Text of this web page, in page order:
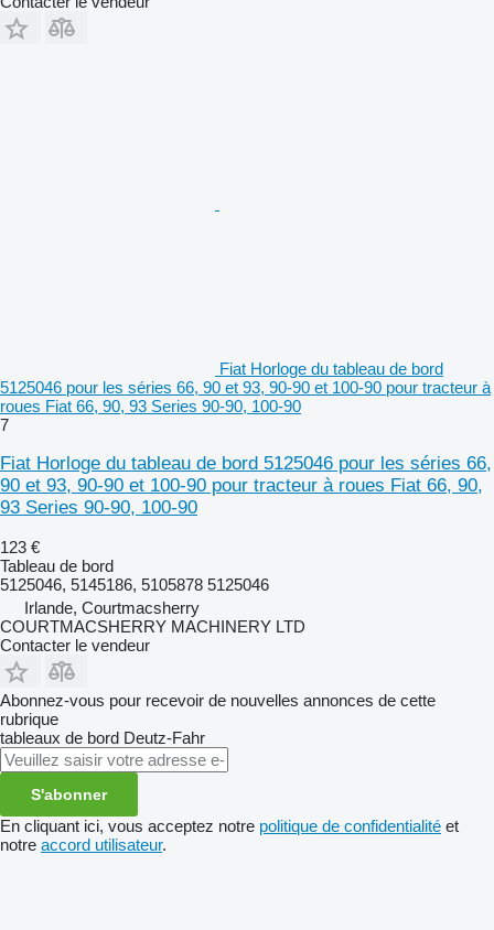
Fiat Horloge du tableau de bord
5125046 pour les séries 66, 90 et 93, 90-90 et 100-90 pour tracteur à
roues Fiat 66, 90, 93 Series 90-90, 100-90
7
Fiat Horloge du tableau de bord 5125046 pour les séries 66,
90 et 93, 90-90 et 100-90 pour tracteur à roues Fiat 66, 90,
93 Series 90-90, 100-90
123 €
Tableau de bord
5125046, 5145186, 5105878 5125046
Irlande, Courtmacsherry
COURTMACSHERRY MACHINERY LTD
Contacter le vendeur
Abonnez-vous pour recevoir de nouvelles annonces de cette
rubrique
tableaux de bord Deutz-Fahr
S'abonner
En cliquant ici, vous acceptez notre politique de confidentialité et
notre accord utilisateur.